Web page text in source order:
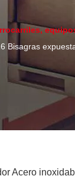
Bisagras
Acero